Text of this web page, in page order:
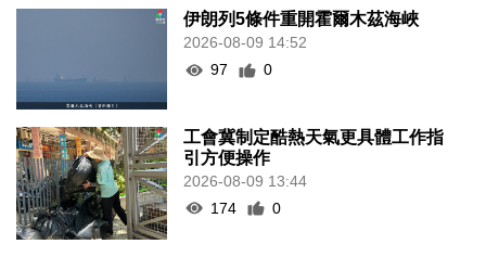
伊朗列5條件重開霍爾木茲海峽
2026-08-09 14:52
97
0
工會冀制定酷熱天氣更具體工作指
引方便操作
2026-08-09 13:44
174
0